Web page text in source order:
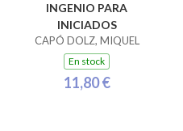
INGENIO PARA
INICIADOS
CAPÓ DOLZ, MIQUEL
En stock
11,80 €